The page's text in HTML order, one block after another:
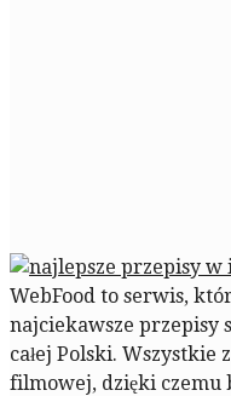
WebFood to serwis,
najciekawsze przepisy
całej Polski. Wszystkie
filmowej, dzięki czemu